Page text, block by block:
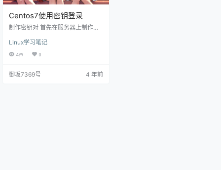
Centos7使用密钥登录
制作密钥对 首先在服务器上制作密
用密钥登录的账户，然后执行以下
命令： [root@host ~]$ ssh-keyge
which to save the key (/root/.ssh/i
Linux学习笔记
499 0
御坂7369号 4 年前